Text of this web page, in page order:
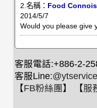
2.名稱： Food
2014/5/7
Would you please give
客服電話:+886-2-
客服Line:@ytservice
【FB粉絲團 】 【服